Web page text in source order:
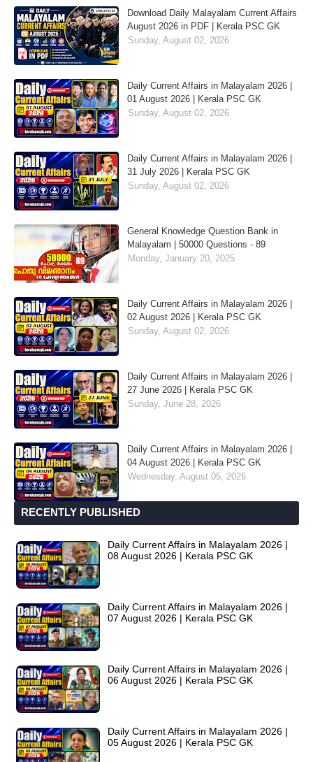
Download Daily Malayalam Current Affairs
August 2026 in PDF | Kerala PSC GK
Sunday, August 02, 2026
Daily Current Affairs in Malayalam 2026 |
01 August 2026 | Kerala PSC GK
Sunday, August 02, 2026
Daily Current Affairs in Malayalam 2026 |
31 July 2026 | Kerala PSC GK
Sunday, August 02, 2026
General Knowledge Question Bank in
Malayalam | 50000 Questions - 89
Monday, January 20, 2025
Daily Current Affairs in Malayalam 2026 |
02 August 2026 | Kerala PSC GK
Sunday, August 02, 2026
Daily Current Affairs in Malayalam 2026 |
27 June 2026 | Kerala PSC GK
Sunday, June 28, 2026
Daily Current Affairs in Malayalam 2026 |
04 August 2026 | Kerala PSC GK
Wednesday, August 05, 2026
RECENTLY PUBLISHED
Daily Current Affairs in Malayalam 2026 |
08 August 2026 | Kerala PSC GK
Daily Current Affairs in Malayalam 2026 |
07 August 2026 | Kerala PSC GK
Daily Current Affairs in Malayalam 2026 |
06 August 2026 | Kerala PSC GK
Daily Current Affairs in Malayalam 2026 |
05 August 2026 | Kerala PSC GK